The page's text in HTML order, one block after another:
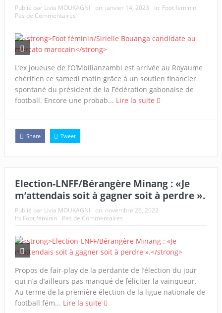
Publié par Livia MOUKAGNI on: janvier 14, 2023 In: Foot feminin
Pas de Commentaires
L’ex joueuse de l’O’Mbilianzambi est arrivée au Royaume
chérifien ce samedi matin grâce à un soutien financier
spontané du président de la Fédération gabonaise de
football. Encore une probab... Lire la suite
Share Tweet
Election-LNFF/Bérangère Minang : «Je
m’attendais soit à gagner soit à perdre ».
Publié par Livia MOUKAGNI on: novembre 26, 2022
In: Foot feminin Pas de Commentaires
Propos de fair-play de la perdante de l’élection du jour
qui n’a d’ailleurs pas manqué de féliciter la vainqueur.
Au terme de la première élection de la ligue nationale de
football fém... Lire la suite